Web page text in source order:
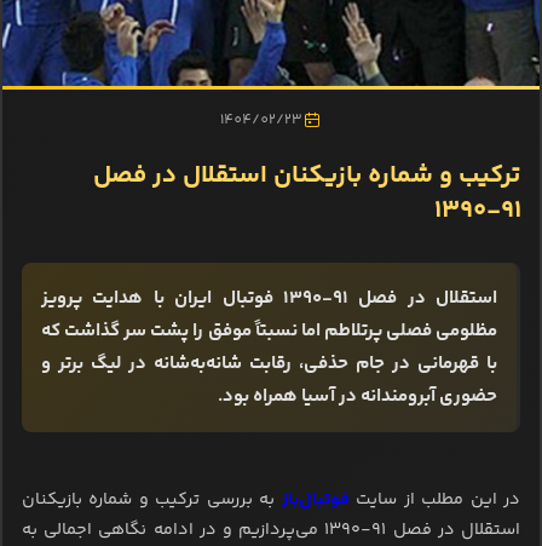
1404/02/23
ترکیب و شماره بازیکنان استقلال در فصل
۹۱-۱۳۹۰
استقلال در فصل ۹۱-۱۳۹۰ فوتبال ایران با هدایت پرویز
مظلومی فصلی پرتلاطم اما نسبتاً موفق را پشت سر گذاشت که
با قهرمانی در جام حذفی، رقابت شانه‌به‌شانه در لیگ برتر و
حضوری آبرومندانه در آسیا همراه بود.
در این مطلب از سایت فوتبال‌باز به بررسی ترکیب و شماره بازیکنان
استقلال در فصل ۹۱-۱۳۹۰ می‌پردازیم و در ادامه نگاهی اجمالی به